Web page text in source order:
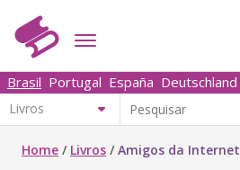
Brasil Portugal España Deutschland
Home / Livros /Amigos da Internet